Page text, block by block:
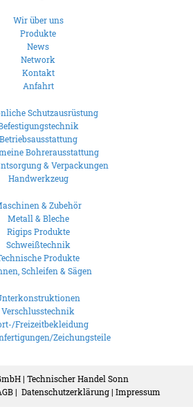
Wir über uns
Produkte
News
Network
Kontakt
Anfahrt
Schutzausrüstung
Betriebsausstattung
Bohrerausstattung
& Verpackungen
Handwerkzeug
& Zubehör
Metall & Bleche
Rigips Produkte
Schweißtechnik
Produkte
Schleifen & Sägen
Verschlusstechnik
Freizeitbekleidung
Zeichungsteile
| Technischer Handel Sonn
| Datenschutzerklärung| Impressum